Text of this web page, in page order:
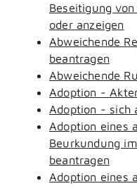
Beseitigung
oder anzeigen
Abweichende
beantragen
Abweichende
Adoption -
Adoption - sich
Adoption eines
Beurkundung
beantragen
Adoption eines